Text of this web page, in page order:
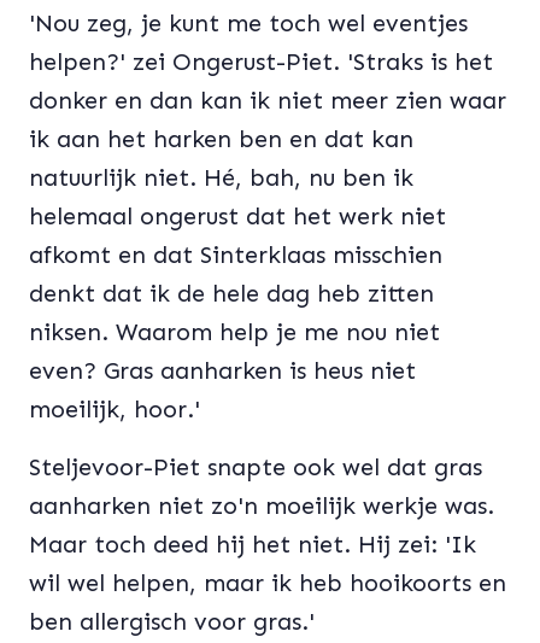
'Nou zeg, je kunt me toch wel eventjes
helpen?' zei Ongerust-Piet. 'Straks is het
donker en dan kan ik niet meer zien waar
ik aan het harken ben en dat kan
natuurlijk niet. Hé, bah, nu ben ik
helemaal ongerust dat het werk niet
afkomt en dat Sinterklaas misschien
denkt dat ik de hele dag heb zitten
niksen. Waarom help je me nou niet
even? Gras aanharken is heus niet
moeilijk, hoor.'
Steljevoor-Piet snapte ook wel dat gras
aanharken niet zo'n moeilijk werkje was.
Maar toch deed hij het niet. Hij zei: 'Ik
wil wel helpen, maar ik heb hooikoorts en
ben allergisch voor gras.'